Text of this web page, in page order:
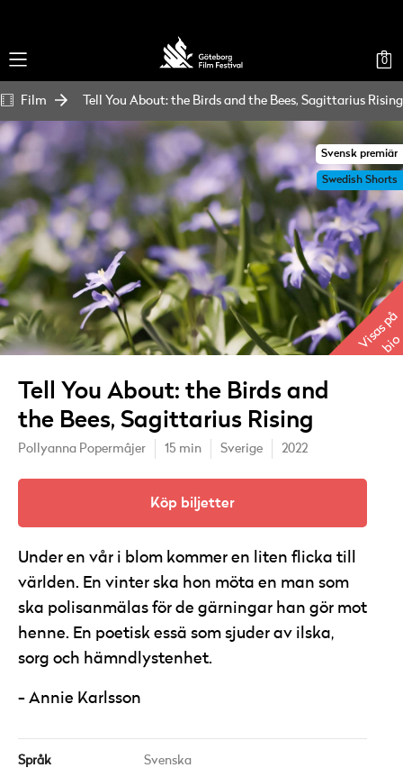
0
Film Tell You About: the Birds and the Bees, Sagittarius Rising
Svensk premiär
Swedish Shorts
Visas på
bio
Tell You About: the Birds and
the Bees, Sagittarius Rising
Pollyanna Popermâjer 15 min Sverige 2022
Köp biljetter
Under en vår i blom kommer en liten flicka till
världen. En vinter ska hon möta en man som
ska polisanmälas för de gärningar han gör mot
henne. En poetisk essä som sjuder av ilska,
sorg och hämndlystenhet.
Annie Karlsson
Språk Svenska